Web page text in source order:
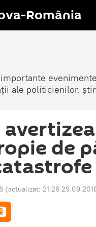
România
ale politicienilor,
de
(actualizat: 21:26